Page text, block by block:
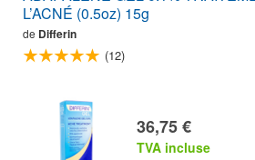
L’ACNÉ (0.5oz) 15g
de Differin
(12)
36,75 €
TVA incluse